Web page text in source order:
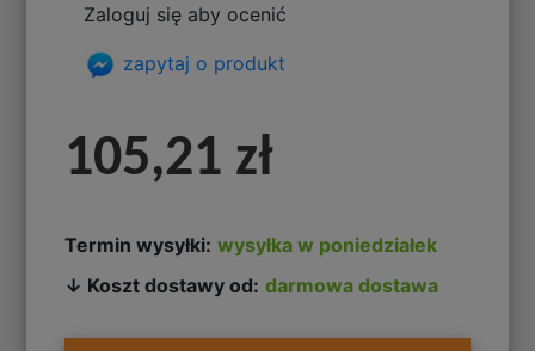
Zaloguj się aby ocenić
zapytaj o produkt
105,21 zł
Termin wysyłki: wysyłka w poniedziałek
↓ Koszt dostawy od: darmowa dostawa